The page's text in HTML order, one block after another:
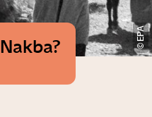
EPA